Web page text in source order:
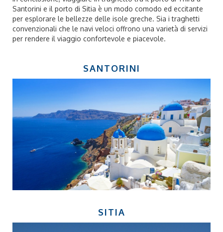
Santorini e il porto di Sitia è un modo comodo ed eccitante
per esplorare le bellezze delle isole greche. Sia i traghetti
convenzionali che le navi veloci offrono una varietà di servizi
per rendere il viaggio confortevole e piacevole.
SANTORINI
SITIA